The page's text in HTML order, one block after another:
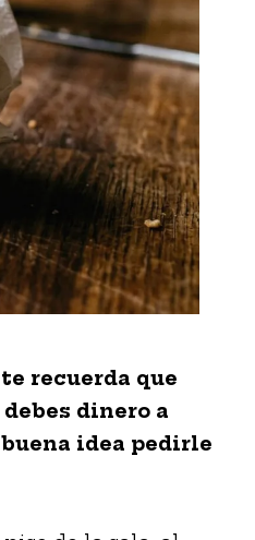
recuerda que
dinero a
idea pedirle